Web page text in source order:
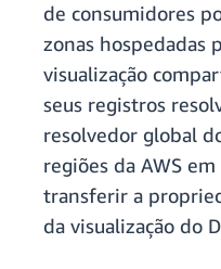
de consumidores
zonas hospedadas
visualização
seus registros
resolvedor global
regiões da AWS
transferir a
da visualização do